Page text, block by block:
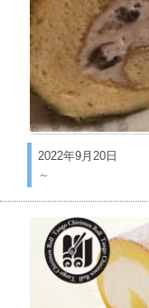
2022年9月20日
～